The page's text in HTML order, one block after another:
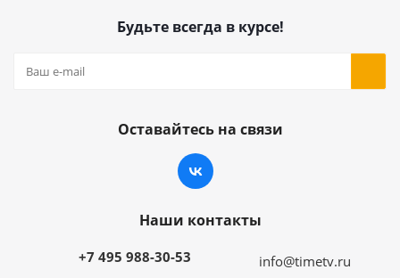
Будьте всегда в курсе!
Оставайтесь на связи
Наши контакты
+7 495 988-30-53 info@timetv.ru